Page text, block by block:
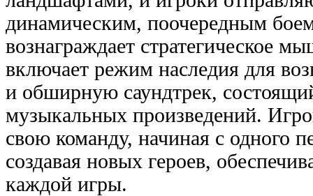
динамическим, поочередным
вознаграждает стратегическое
включает режим наследия для
и обширную саундтрек,
музыкальных произведений.
свою команду, начиная с одного
создавая новых героев,
каждой игры.